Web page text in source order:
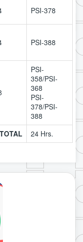
PSI-378
PSI-388
PSI-
358/PSI-
368
PSI-
378/PSI-
388
TOTAL
24 Hrs.